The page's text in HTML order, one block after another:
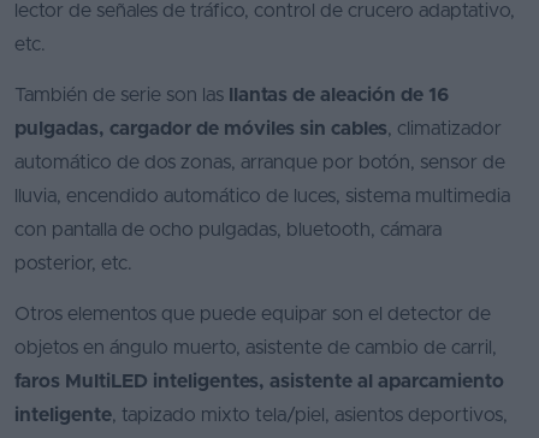
lector de señales de tráfico, control de crucero adaptativo,
etc.
También de serie son las
llantas de aleación de 16
pulgadas, cargador de móviles sin cables, climatizador
automático de dos zonas, arranque por botón, sensor de
lluvia, encendido automático de luces, sistema multimedia
con pantalla de ocho pulgadas, bluetooth, cámara
posterior, etc.
Otros elementos que puede equipar son el detector de
objetos en ángulo muerto, asistente de cambio de carril,
faros MultiLED inteligentes, asistente al aparcamiento
inteligente, tapizado mixto tela/piel, asientos deportivos,